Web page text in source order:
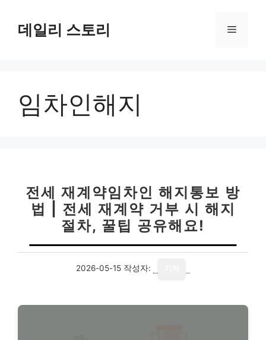
데일리 스토리 메
임차인해지
전세 재계약임차인 해지통보 방
법 | 전세 재계약 거부 시 해지
절차, 꿀팁 공유해요!
2026-05-15 작성자: